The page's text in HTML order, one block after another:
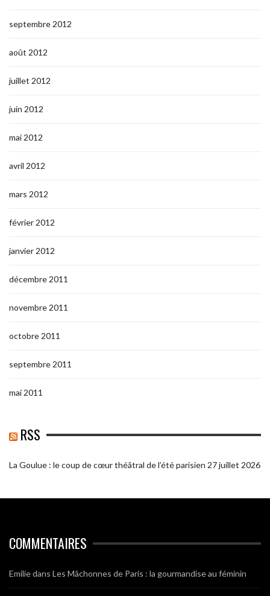
septembre 2012
août 2012
juillet 2012
juin 2012
mai 2012
avril 2012
mars 2012
février 2012
janvier 2012
décembre 2011
novembre 2011
octobre 2011
septembre 2011
mai 2011
RSS
La Goulue : le coup de cœur théâtral de l’été parisien 27 juillet 2026
COMMENTAIRES
Emiliedans Les Mâchonnes de Paris : la gourmandise au féminin